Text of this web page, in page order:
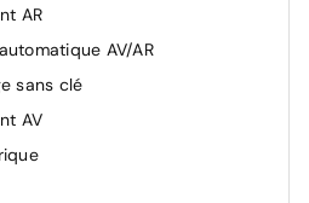
AR
AV/AR
sans clé
AV